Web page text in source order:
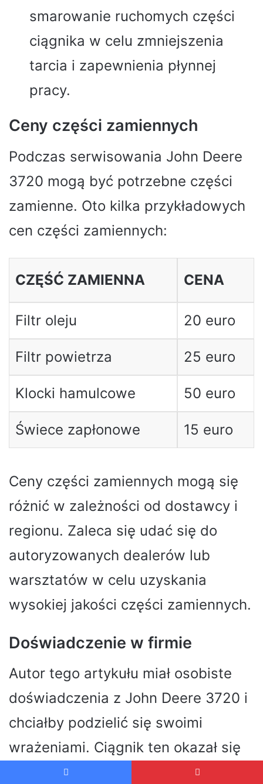
smarowanie ruchomych części
ciągnika w celu zmniejszenia
tarcia i zapewnienia płynnej
pracy.
Ceny części zamiennych
Podczas serwisowania John Deere
3720 mogą być potrzebne części
zamienne. Oto kilka przykładowych
cen części zamiennych:
CZĘŚĆ ZAMIENNA CENA
Filtr oleju 20 euro
Filtr powietrza 25 euro
Klocki hamulcowe 50 euro
Świece zapłonowe 15 euro
Ceny części zamiennych mogą się
różnić w zależności od dostawcy i
regionu. Zaleca się udać się do
autoryzowanych dealerów lub
warsztatów w celu uzyskania
wysokiej jakości części zamiennych.
Doświadczenie w firmie
Autor tego artykułu miał osobiste
doświadczenia z John Deere 3720 i
chciałby podzielić się swoimi
wrażeniami. Ciągnik ten okazał się
wyjątkowo niezawodny i mocny.